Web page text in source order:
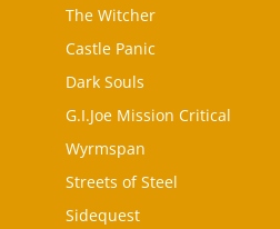
The Witcher
Castle Panic
Dark Souls
G.I.Joe Mission Critical
Wyrmspan
Streets of Steel
Sidequest